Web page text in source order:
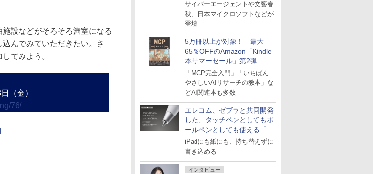
27日にオンライン開催
サイバーエージェントや文藝春
秋、日本マイクロソフトなどが
登壇
5万冊以上が対象！ 最大
65％OFFのAmazon「Kindle
本サマーセール」第2弾
「MCP完全入門」「いちばん
やさしいAIリサーチの教本」な
どAI関連本も多数
エレコム、ゼブラと共同開発
した、タッチペンとしてもボ
ールペンとしても使える「ス
タイラスツーウェイ」発売
iPadにも紙にも、持ち替えずに
書き込める
インタビュー
設などがそろそろ満室になる
んでみていただきたい。さ
てみよう。
（金）
76/